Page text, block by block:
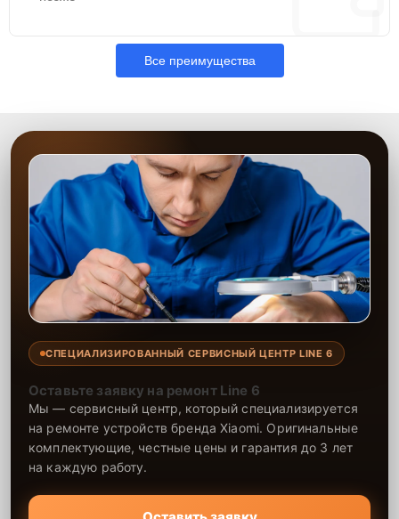
Все преимущества
СПЕЦИАЛИЗИРОВАННЫЙ СЕРВИСНЫЙ ЦЕНТР LINE 6
Оставьте заявку на ремонт Line 6
Мы — сервисный центр, который специализируется
на ремонте устройств бренда Xiaomi. Оригинальные
комплектующие, честные цены и гарантия до 3 лет
на каждую работу.